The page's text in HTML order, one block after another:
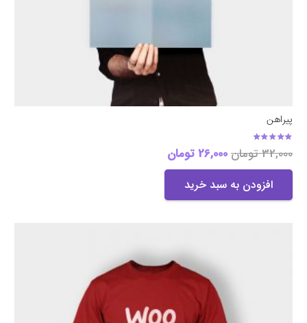
پیراهن
4.5032,000تومان26,000تومان
افزودن به سبد خرید